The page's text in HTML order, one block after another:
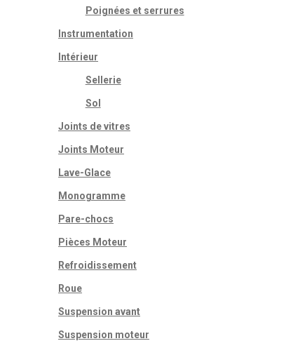
Poignées et serrures
Instrumentation
Intérieur
Sellerie
Sol
Joints de vitres
Joints Moteur
Lave-Glace
Monogramme
Pare-chocs
Pièces Moteur
Refroidissement
Roue
Suspension avant
Suspension moteur